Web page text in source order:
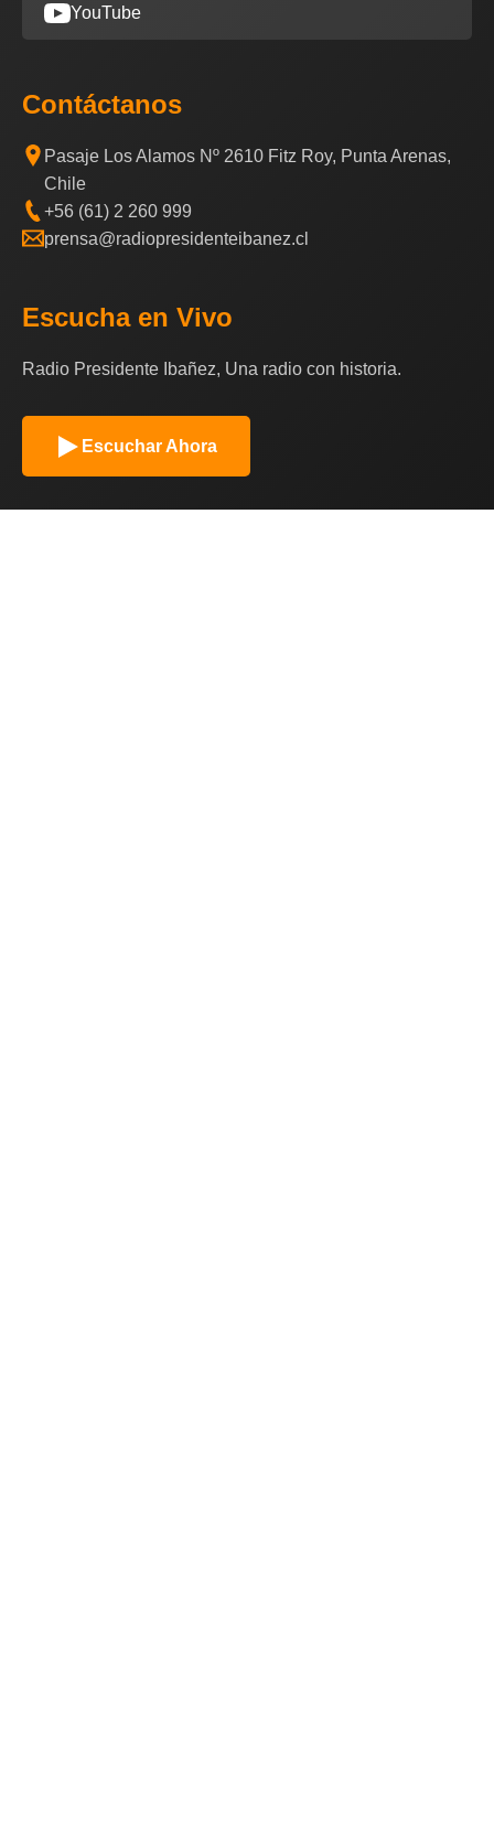
YouTube
Contáctanos
Pasaje Los Alamos Nº 2610 Fitz Roy, Punta Arenas,
Chile
+56 (61) 2 260 999
prensa@radiopresidenteibanez.cl
Escucha en Vivo
Radio Presidente Ibañez, Una radio con historia.
Escuchar Ahora